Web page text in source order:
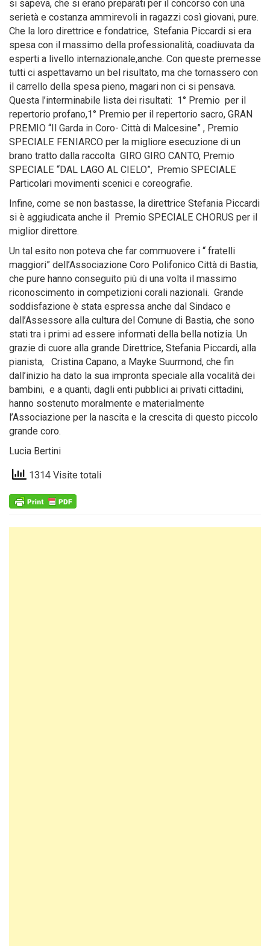
si sapeva, che si erano preparati per il concorso con una
serietà e costanza ammirevoli in ragazzi così giovani, pure.
Che la loro direttrice e fondatrice, Stefania Piccardi si era
spesa con il massimo della professionalità, coadiuvata da
esperti a livello internazionale,anche. Con queste premesse
tutti ci aspettavamo un bel risultato, ma che tornassero con
il carrello della spesa pieno, magari non ci si pensava.
Questa l’interminabile lista dei risultati: 1° Premio per il
repertorio profano,1° Premio per il repertorio sacro, GRAN
PREMIO “Il Garda in Coro- Città di Malcesine” , Premio
SPECIALE FENIARCO per la migliore esecuzione di un
brano tratto dalla raccolta GIRO GIRO CANTO, Premio
SPECIALE “DAL LAGO AL CIELO”, Premio SPECIALE
Particolari movimenti scenici e coreografie.
Infine, come se non bastasse, la direttrice Stefania Piccardi
si è aggiudicata anche il Premio SPECIALE CHORUS per il
miglior direttore.
Un tal esito non poteva che far commuovere i “ fratelli
maggiori” dell’Associazione Coro Polifonico Città di Bastia,
che pure hanno conseguito più di una volta il massimo
riconoscimento in competizioni corali nazionali. Grande
soddisfazione è stata espressa anche dal Sindaco e
dall’Assessore alla cultura del Comune di Bastia, che sono
stati tra i primi ad essere informati della bella notizia. Un
grazie di cuore alla grande Direttrice, Stefania Piccardi, alla
pianista, Cristina Capano, a Mayke Suurmond, che fin
dall’inizio ha dato la sua impronta speciale alla vocalità dei
bambini, e a quanti, dagli enti pubblici ai privati cittadini,
hanno sostenuto moralmente e materialmente
l’Associazione per la nascita e la crescita di questo piccolo
grande coro.
Lucia Bertini
1314 Visite totali